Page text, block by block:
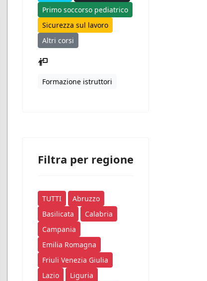
Primo soccorso pediatrico
Sicurezza sul lavoro
Altri corsi
Formazione istruttori
Filtra per regione
TUTTI
Abruzzo
Basilicata
Calabria
Campania
Emilia Romagna
Friuli Venezia Giulia
Lazio
Liguria